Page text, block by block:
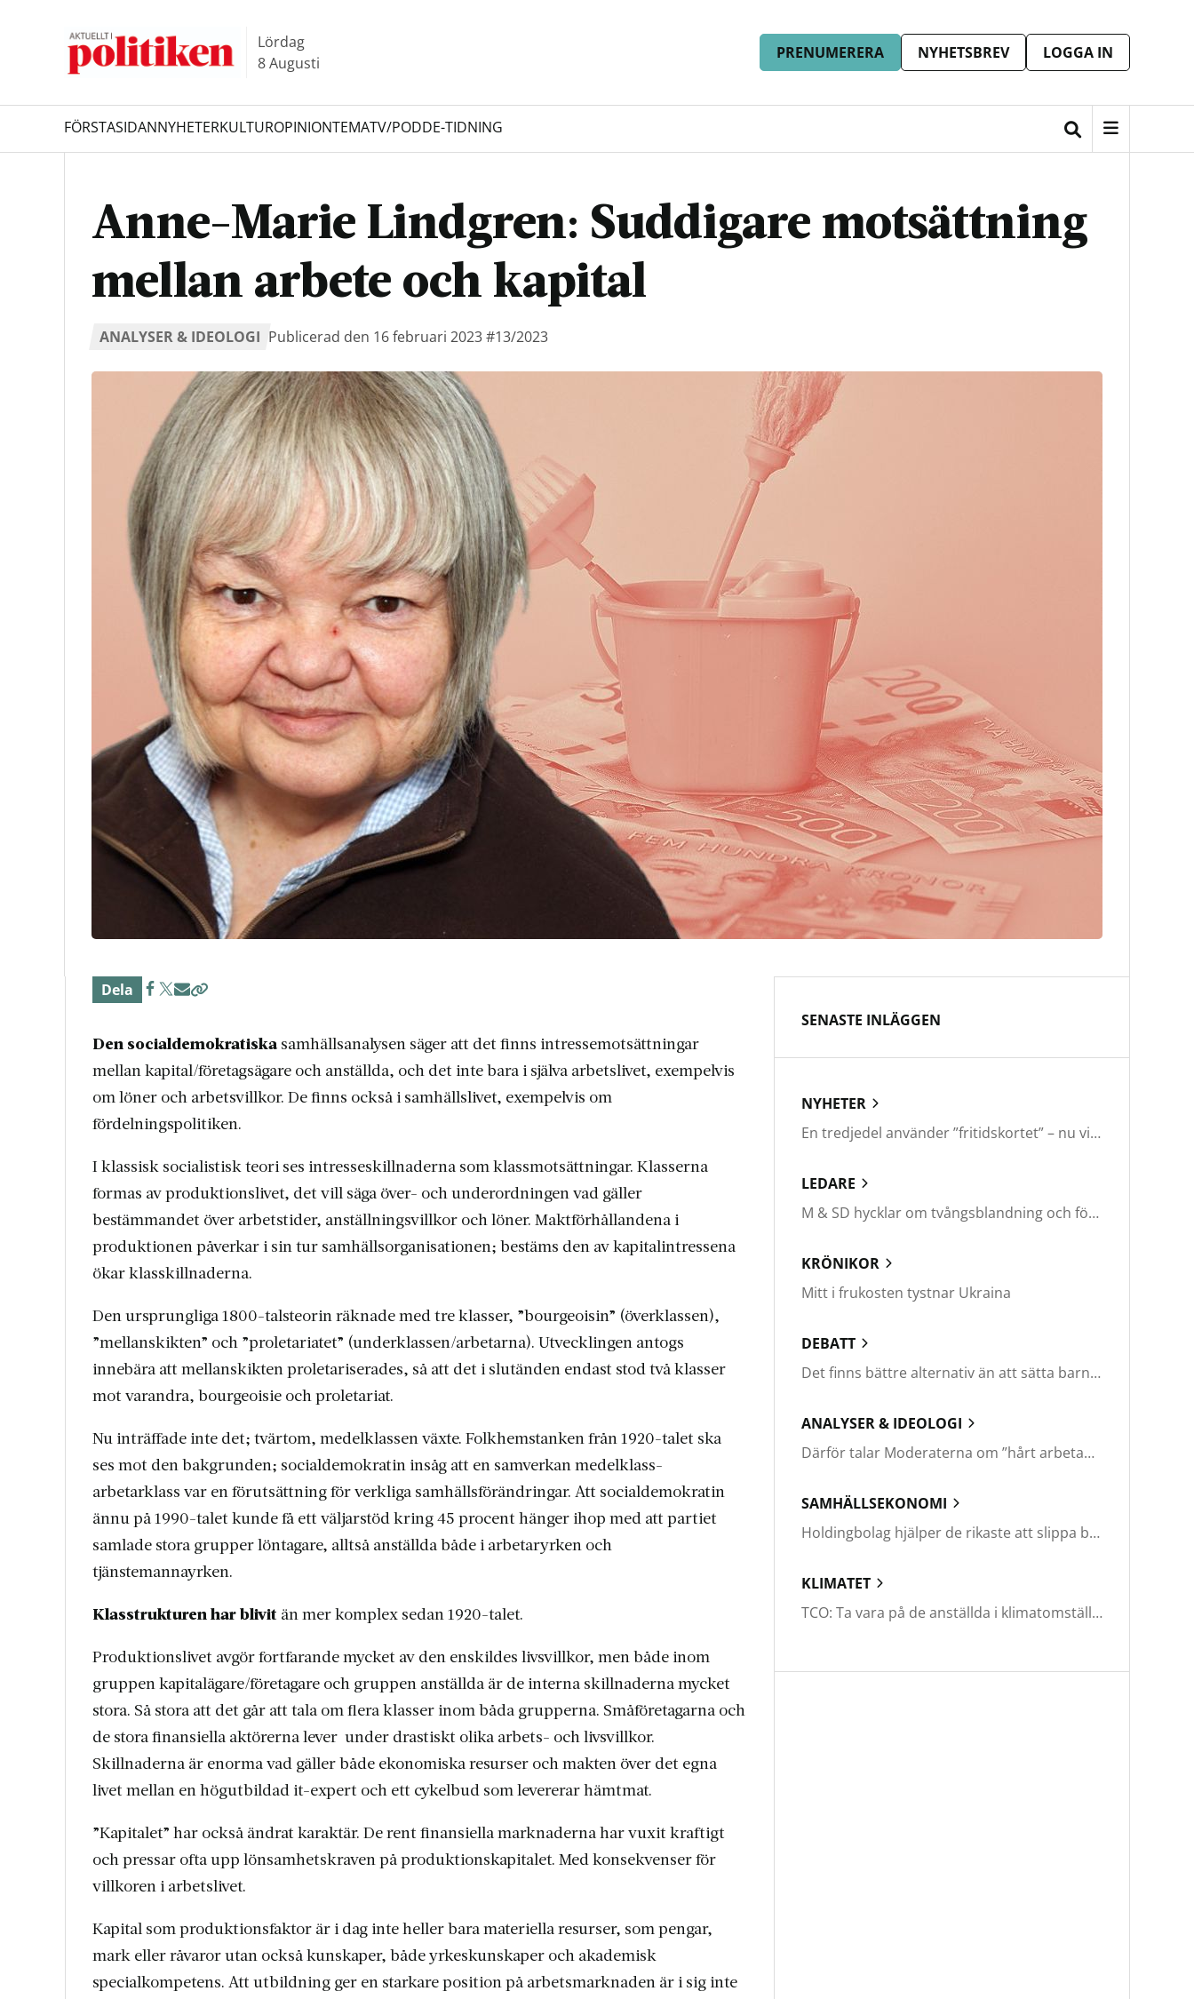
Lördag
8 Augusti
PRENUMERERA NYHETSBREV LOGGA IN
FÖRSTASIDANNYHETERKULTUROPINIONTEMATV/PODDE-TIDNING
Anne-Marie Lindgren: Suddigare motsättning
mellan arbete och kapital
ANALYSER & IDEOLOGI Publicerad den 16 februari 2023#13/2023
Dela
Den socialdemokratiska samhällsanalysen säger att det finns intressemotsättningar
mellan kapital/företagsägare och anställda, och det inte bara i själva arbetslivet, exempelvis
om löner och arbetsvillkor. De finns också i samhällslivet, exempelvis om
fördelningspolitiken.
I klassisk socialistisk teori ses intresse­skillnaderna som klassmotsättningar. Klasserna
formas av produktionslivet, det vill säga över- och underordningen vad gäller
bestämmandet över arbetstider, anställningsvillkor och löner. Maktförhållandena i
produktionen påverkar i sin tur samhällsorganisationen; bestäms den av kapitalintressena
ökar klasskillnaderna.
Den ursprungliga 1800-talsteorin räknade med tre klasser, ”bourgeoisin” (överklassen),
”mellanskikten” och ”proletariatet” (underklassen/arbetarna). Utvecklingen antogs
innebära att mellanskikten proletariserades, så att det i slutänden endast stod två klasser
mot varandra, bourgeoisie och proletariat.
Nu inträffade inte det; tvärtom, medel­klassen växte. Folkhemstanken från 1920-talet ska
ses mot den bakgrunden; socialdemokratin insåg att en samverkan medelklass-
arbetarklass var en förutsättning för verkliga samhällsförändringar. Att socialdemokratin
ännu på 1990-talet kunde få ett väljarstöd kring 45 procent hänger ihop med att partiet
samlade stora grupper löntagare, alltså anställda både i arbetaryrken och
tjänstemannayrken.
Klasstrukturen har blivit än mer komplex sedan 1920-talet.
Produktionslivet avgör fortfarande mycket av den enskildes livsvillkor, men både inom
gruppen kapitalägare/företagare och gruppen anställda är de interna skillnaderna mycket
stora. Så stora att det går att tala om flera klasser inom båda grupperna. Småföretagarna och
de stora finansiella aktörerna lever under drastiskt olika arbets- och livsvillkor.
Skillnaderna är enorma vad gäller både ekonomiska resurser och makten över det egna
livet mellan en högutbildad it-expert och ett cykelbud som levererar hämtmat.
”Kapitalet” har också ändrat karaktär. De rent finansiella marknaderna har vuxit kraftigt
och pressar ofta upp lönsamhetskraven på produktionskapitalet. Med konsekvenser för
villkoren i arbetslivet.
Kapital som produktionsfaktor är i dag inte heller bara materiella resurser, som pengar,
mark eller råvaror utan också kunskaper, både yrkeskunskaper och akademisk
specialkompetens. Att utbildning ger en starkare position på arbetsmarknaden är i sig inte
SENASTE INLÄGGEN
NYHETER
En tredjedel använder ”fritidskortet” – nu vill regeringen utveckla det
LEDARE
M & SD hycklar om tvångsblandning och förvärrar segregationen
KRÖNIKOR
Mitt i frukosten tystnar Ukraina
DEBATT
Det finns bättre alternativ än att sätta barn i fängelse
ANALYSER & IDEOLOGI
Därför talar Moderaterna om ”hårt arbetande människor”
SAMHÄLLSEKONOMI
Holdingbolag hjälper de rikaste att slippa betala miljarder i skatt
KLIMATET
TCO: Ta vara på de anställda i klimatomställningen